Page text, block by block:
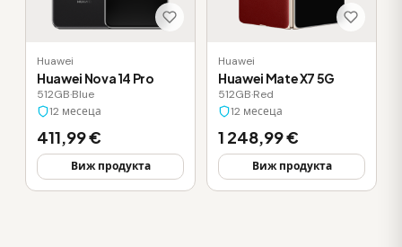
Huawei
Huawei Nova 14 Pro
512GB·Blue
12 месеца
411,99 €
Виж продукта
Huawei
Huawei Mate X7 5G
512GB·Red
12 месеца
1 248,99 €
Виж продукта